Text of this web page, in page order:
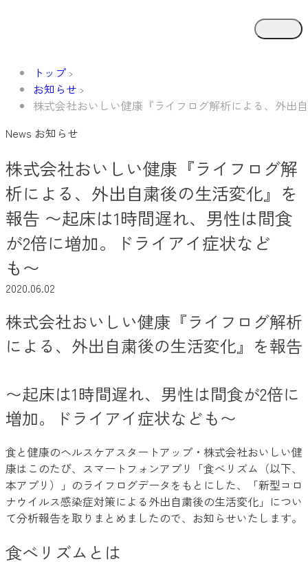
トップ
お知らせ
株式会社おいしい健康『ライフログ解析による、外出
News お知らせ
株式会社おいしい健康『ライフログ解
析による、外出自粛後の生活変化』を
報告 〜起床は1時間遅れ、男性は間食
が2倍に増加。ドライアイ症状など
も〜
2020.06.02
株式会社おいしい健康『ライフログ解析
による、外出自粛後の生活変化』を報告
〜起床は1時間遅れ、男性は間食が2倍に
増加。ドライアイ症状なども〜
食と健康のヘルスケアスタートアップ・株式会社おいしい健
康はこのたび、スマートフォンアプリ「食べリズム（以下、
本アプリ）」のライフログデータをもとにした、「新型コロ
ナウイルス感染症対策による外出自粛後の生活変化」につい
て分析報告を取りまとめましたので、お知らせいたします。
食べリズムとは